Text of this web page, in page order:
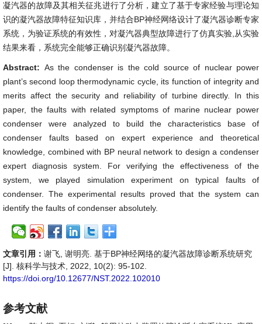
凝汽器的故障及其相关征兆进行了分析，建立了基于专家经验与理论知
识的凝汽器故障特征知识库，并结合BP神经网络设计了凝汽器诊断专家
系统，为验证系统的有效性，对凝汽器典型故障进行了仿真实验,从实验
结果来看，系统完全能够正确识别凝汽器故障。
Abstract: As the condenser is the cold source of nuclear power
plant’s second loop thermodynamic cycle, its function of integrity and
merits affect the security and reliability of turbine directly. In this
paper, the faults with related symptoms of marine nuclear power
condenser were analyzed to build the characteristics base of
condenser faults based on expert experience and theoretical
knowledge, combined with BP neural network to design a condenser
expert diagnosis system. For verifying the effectiveness of the
system, we played simulation experiment on typical faults of
condenser. The experimental results proved that the system can
identify the faults of condenser absolutely.
文章引用： 谢飞, 谢明亮. 基于BP神经网络的凝汽器故障诊断系统研究
[J]. 核科学与技术, 2022, 10(2): 95-102.
https://doi.org/10.12677/NST.2022.102010
参考文献